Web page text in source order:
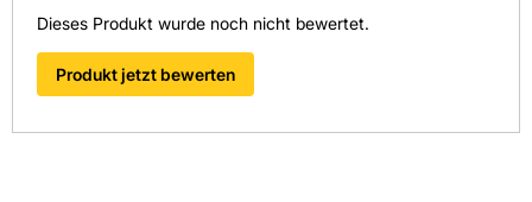
Dieses Produkt wurde noch nicht bewertet.
Produkt jetzt bewerten